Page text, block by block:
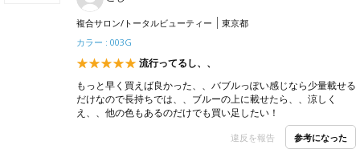
複合サロン/トータルビューティー
東京都
カラー : 003G
流行ってるし、、
もっと早く買えば良かった、、バブルっぽい感じなら少量載せる
だけなので長持ちでは、、ブルーの上に載せたら、、涼しく
え、、他の色もあるのだけでも買い足したい！
違反を報告 参考になった